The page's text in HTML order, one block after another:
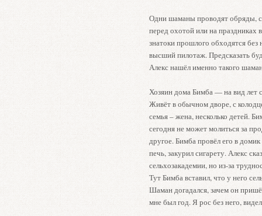
Одни шаманы проводят обряды,
перед охотой или на праздниках
знатоки прошлого обходятся
высший пилотаж. Предсказать
Алекс нашёл именно такого
Хозяин дома Бимба — на вид лет
Живёт в обычном дворе, с
семья – жена, несколько детей.
сегодня не может молиться за
другое. Бимба провёл его в
печь, закурил сигарету. Алекс
сельхозакадемии, но из-за
Тут Бимба вставил, что у него
Шаман догадался, зачем он
мне был год. Я рос без него,